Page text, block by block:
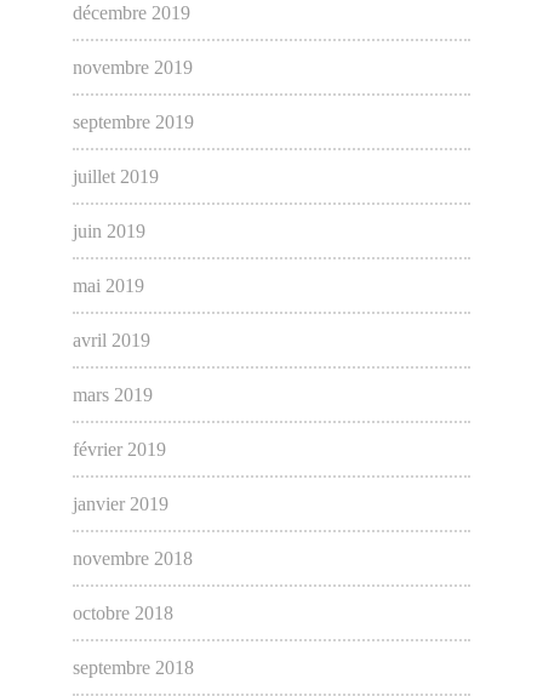
décembre 2019
novembre 2019
septembre 2019
juillet 2019
juin 2019
mai 2019
avril 2019
mars 2019
février 2019
janvier 2019
novembre 2018
octobre 2018
septembre 2018